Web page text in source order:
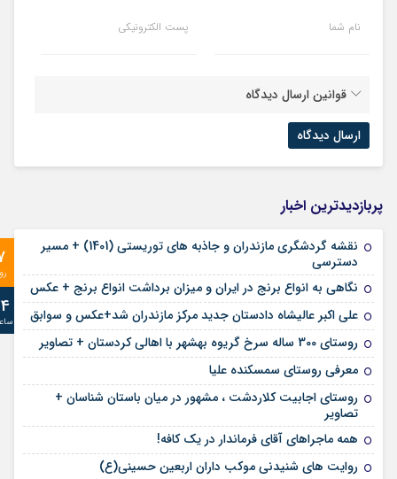
نام شما پست الکترونیکی
قوانین ارسال دیدگاه
پربازدیدترین اخبار
نقشه گردشگری مازندران و جاذبه های توریستی (1401) + مسیر
دسترسی
نگاهی به انواع برنج در ایران و میزان برداشت انواع برنج + عکس
علی‌ اکبر عالیشاه دادستان جدید مرکز مازندران شد+عکس و سوابق
روستای 300 ساله سرخ ‌گریوه بهشهر با اهالی کردستان + تصاویر
معرفی روستای سمسکنده علیا
روستای اجابیت کلاردشت ، مشهور در میان باستان شناسان +
تصاویر
همه ماجراهای آقای فرماندار در یک کافه!
روایت های شنیدنی موکب داران اربعین حسینی(ع)